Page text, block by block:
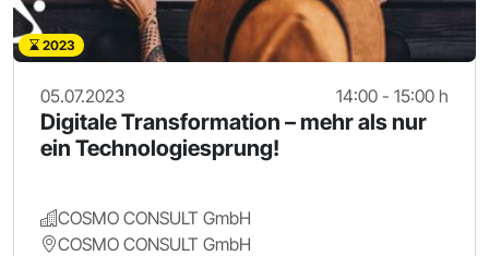
2023
05.07.2023 14:00 - 15:00 h
Digitale Transformation – mehr als nur
ein Technologiesprung!
COSMO CONSULT GmbH
COSMO CONSULT GmbH